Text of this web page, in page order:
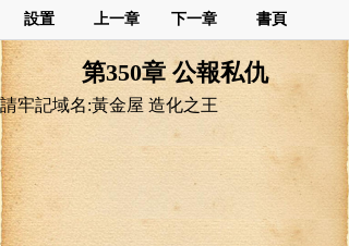
設置 上一章 下一章 書頁
第350章 公報私仇
請牢記域名:黃金屋 造化之王